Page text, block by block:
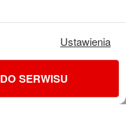
cookies
Ustawienia
SERWISU